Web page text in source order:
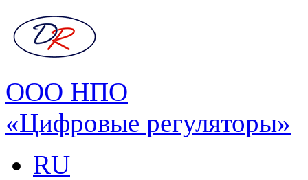
ООО НПО
«Цифровые регуляторы»
RU